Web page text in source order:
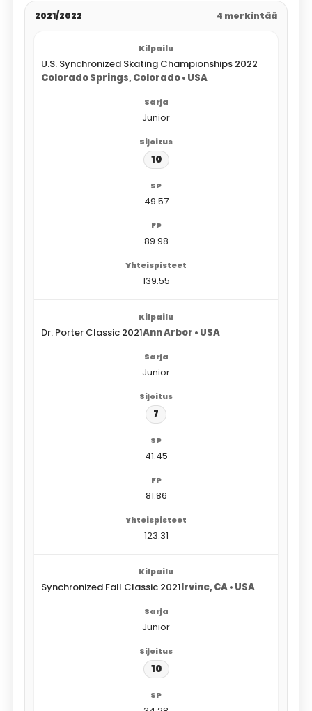
2021/2022 4 merkintää
U.S. Synchronized Skating Championships 2022
Colorado Springs, Colorado • USA
Junior
10
49.57
89.98
139.55
Dr. Porter Classic 2021Ann Arbor • USA
Junior
7
41.45
81.86
123.31
Synchronized Fall Classic 2021Irvine, CA • USA
Junior
10